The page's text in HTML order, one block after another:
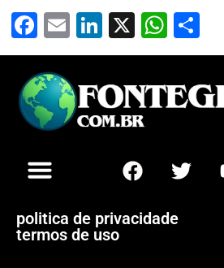
Facebook
EmailLinkedIn
X
politica de privacidade
termos de uso